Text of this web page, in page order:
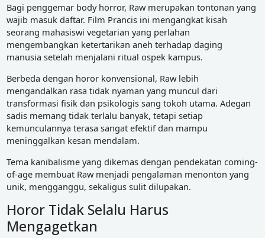
Bagi penggemar body horror, Raw merupakan tontonan yang
wajib masuk daftar. Film Prancis ini mengangkat kisah
seorang mahasiswi vegetarian yang perlahan
mengembangkan ketertarikan aneh terhadap daging
manusia setelah menjalani ritual ospek kampus.
Berbeda dengan horor konvensional, Raw lebih
mengandalkan rasa tidak nyaman yang muncul dari
transformasi fisik dan psikologis sang tokoh utama. Adegan
sadis memang tidak terlalu banyak, tetapi setiap
kemunculannya terasa sangat efektif dan mampu
meninggalkan kesan mendalam.
Tema kanibalisme yang dikemas dengan pendekatan coming-
of-age membuat Raw menjadi pengalaman menonton yang
unik, mengganggu, sekaligus sulit dilupakan.
Horor Tidak Selalu Harus
Mengagetkan